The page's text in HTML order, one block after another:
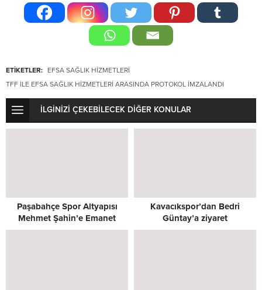
ETİKETLER:
EFSA SAĞLIK HIZMETLERI
TFF ILE EFSA SAĞLIK HIZMETLERI ARASINDA PROTOKOL İMZALANDI
İLGİNİZİ ÇEKEBİLECEK DİĞER KONULAR
Paşabahçe Spor Altyapısı
Mehmet Şahin’e Emanet
Kavacıkspor’dan Bedri
Güntay’a ziyaret